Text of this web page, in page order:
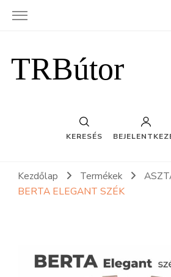
TRBútor
KERESÉS
Kezdőlap Termékek
BERTA ELEGANT SZÉK